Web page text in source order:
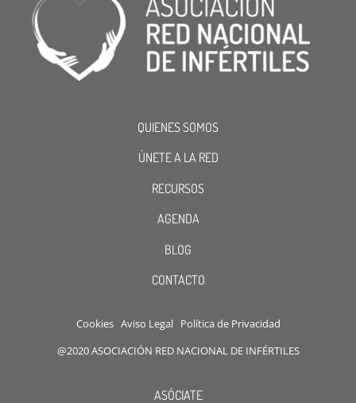
QUIENES SOMOS
ÚNETE A LA RED
RECURSOS
AGENDA
BLOG
CONTACTO
Cookies Aviso Legal Política de Privacidad
@2020 ASOCIACIÓN RED NACIONAL DE INFÉRTILES
ASÓCIATE